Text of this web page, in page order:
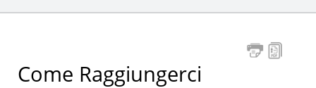
Come Raggiungerci